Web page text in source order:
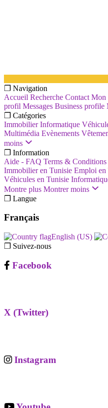
❐ Navigation
Accueil Recherche Contact Mon
profil Messages Business profile
❐ Catégories
Immobilier Informatique
Multimédia Evènements
moins
❐ Information
Aide - FAQ Terms & Conditions
Immobilier en Tunisie Emploi en
Véhicules en Tunisie
Montre plus Montrer moins
❐ Langue
Français
English (US)‎
❐ Suivez-nous
Facebook
X (Twitter)
Instagram